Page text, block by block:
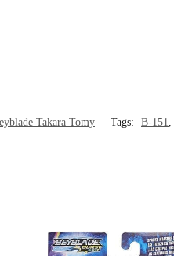
Takara Tomy Tags: B-151